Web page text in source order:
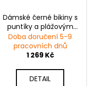
Dámské černé bikiny s
puntíky a plážovým
přehozem
Doba doručení 5-9
pracovních dnů
1 269 Kč
DETAIL